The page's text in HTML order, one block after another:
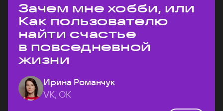
Зачем мне хобби, или
Как пользователю
найти счастье
в повседневной
жизни
Ирина Романчук
VK, ОК